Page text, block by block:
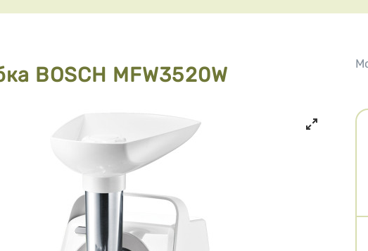
BOSCH MFW3520W